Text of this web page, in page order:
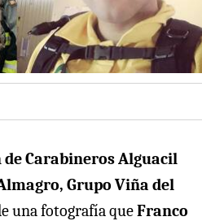
de Carabineros Alguacil
Grupo Viña del
una fotografía queFranco